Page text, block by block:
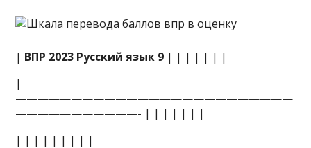
| ВПР 2023 Русский язык 9 | | | | | | |
|
—————————————————————————
———————————- | | | | | | |
| | | | | | | | |